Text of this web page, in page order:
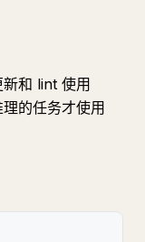
和 lint 使用
的任务才使用